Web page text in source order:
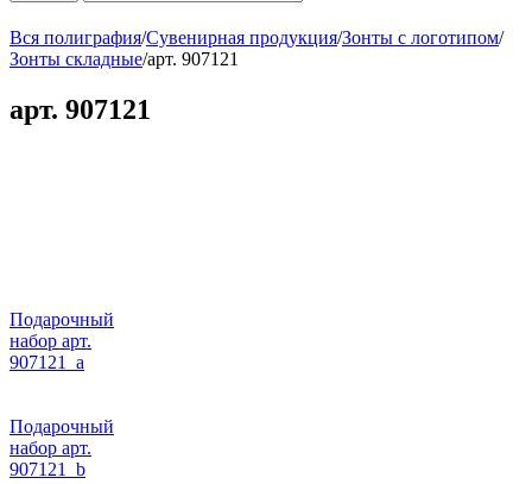
Вся полиграфия/Сувенирная продукция/Зонты с логотипом/
Зонты складные/арт. 907121
арт. 907121
Подарочный
набор арт.
907121_a
Подарочный
набор арт.
907121_b